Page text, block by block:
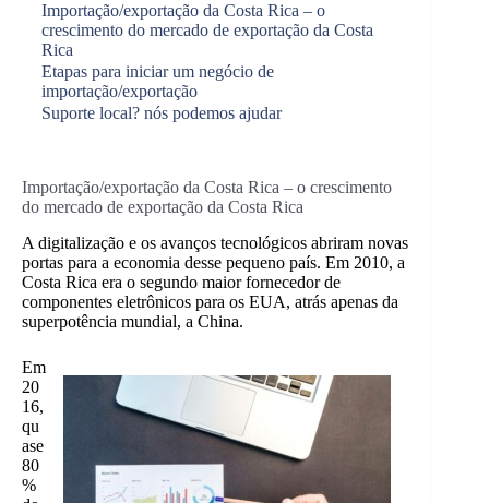
Importação/exportação da Costa Rica – o
crescimento do mercado de exportação da Costa
Rica
Etapas para iniciar um negócio de
importação/exportação
Suporte local? nós podemos ajudar
Importação/exportação da Costa Rica – o crescimento
do mercado de exportação da Costa Rica
A digitalização e os avanços tecnológicos abriram novas
portas para a economia desse pequeno país. Em 2010, a
Costa Rica era o segundo maior fornecedor de
componentes eletrônicos para os EUA, atrás apenas da
superpotência mundial, a China.
Em
20
16,
qu
ase
80
%